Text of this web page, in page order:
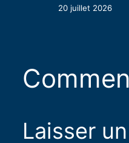
20 juillet 2026
Laisser un